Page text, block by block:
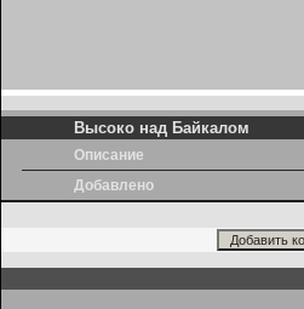
Высоко над Байкалом
Описание
Добавлено